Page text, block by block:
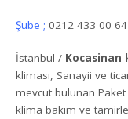
Şube ;0212 433 00
İstanbul / Kocasinan
kliması, Sanayii ve
mevcut bulunan
klima bakım ve